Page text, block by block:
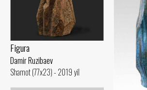
Figura
Damir Ruzibaev
Shamot (77x23) - 2019 yil